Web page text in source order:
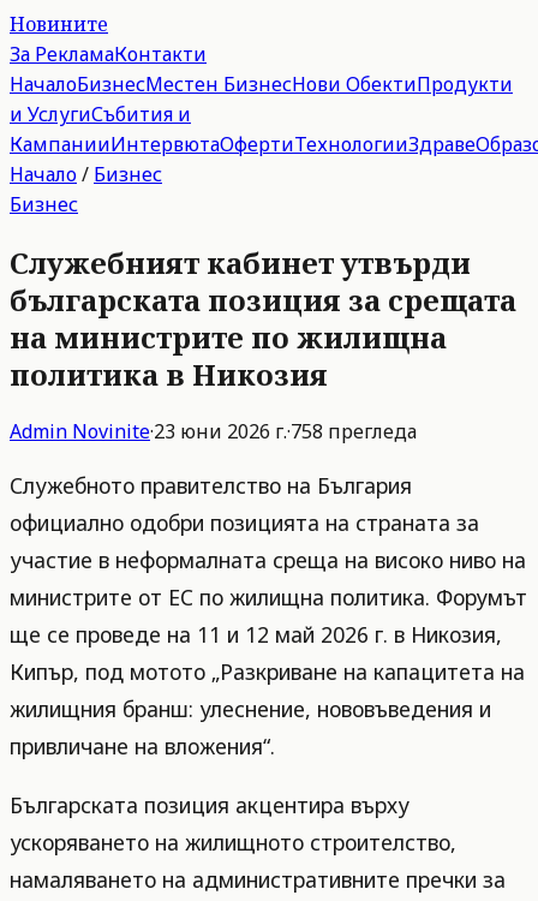
Новините
За РекламаКонтакти
НачалоБизнесМестен БизнесНови ОбектиПродукти
и УслугиСъбития и
КампанииИнтервютаОфертиТехнологииЗдраве
Начало/ Бизнес
Бизнес
Служебният кабинет утвърди
българската позиция за срещата
на министрите по жилищна
политика в Никозия
Admin Novinite·23 юни 2026 г.·758 прегледа
Служебното правителство на България
официално одобри позицията на страната за
участие в неформалната среща на високо ниво на
министрите от ЕС по жилищна политика. Форумът
ще се проведе на 11 и 12 май 2026 г. в Никозия,
Кипър, под мотото „Разкриване на капацитета на
жилищния бранш: улеснение, нововъведения и
привличане на вложения“.
Българската позиция акцентира върху
ускоряването на жилищното строителство,
намаляването на административните пречки за